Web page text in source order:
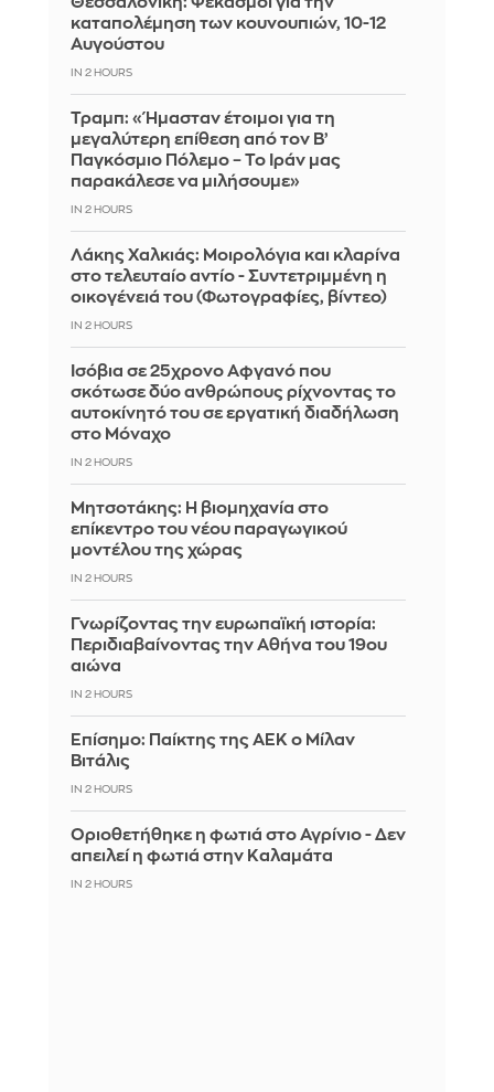
καταπολέμηση των κουνουπιών, 10-12
Αυγούστου
IN 2 HOURS
Τραμπ: «Ήμασταν έτοιμοι για τη
μεγαλύτερη επίθεση από τον Β’
Παγκόσμιο Πόλεμο – Το Ιράν μας
παρακάλεσε να μιλήσουμε»
IN 2 HOURS
Λάκης Χαλκιάς: Mοιρολόγια και κλαρίνα
στο τελευταίο αντίο - Συντετριμμένη η
οικογένειά του (Φωτογραφίες, βίντεο)
IN 2 HOURS
Ισόβια σε 25χρονο Αφγανό που
σκότωσε δύο ανθρώπους ρίχνοντας το
αυτοκίνητό του σε εργατική διαδήλωση
στο Μόναχο
IN 2 HOURS
Μητσοτάκης: Η βιομηχανία στο
επίκεντρο του νέου παραγωγικού
μοντέλου της χώρας
IN 2 HOURS
Γνωρίζοντας την ευρωπαϊκή ιστορία:
Περιδιαβαίνοντας την Αθήνα του 19ου
αιώνα
IN 2 HOURS
Επίσημο: Παίκτης της ΑΕΚ ο Μίλαν
Βιτάλις
IN 2 HOURS
Οριοθετήθηκε η φωτιά στο Αγρίνιο - Δεν
απειλεί η φωτιά στην Καλαμάτα
IN 2 HOURS